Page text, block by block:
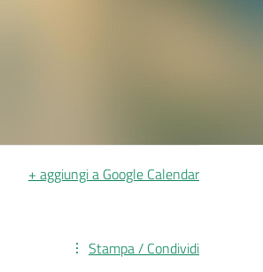
+ aggiungi a Google Calendar
Stampa / Condividi